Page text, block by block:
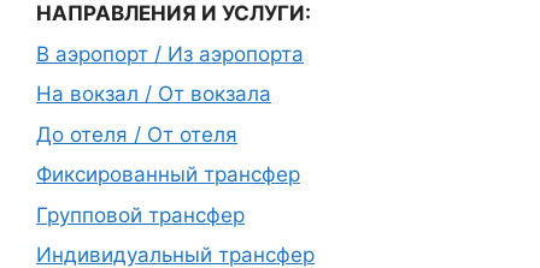
НАПРАВЛЕНИЯ И УСЛУГИ:
В аэропорт / Из аэропорта
На вокзал / От вокзала
До отеля / От отеля
Фиксированный трансфер
Групповой трансфер
Индивидуальный трансфер